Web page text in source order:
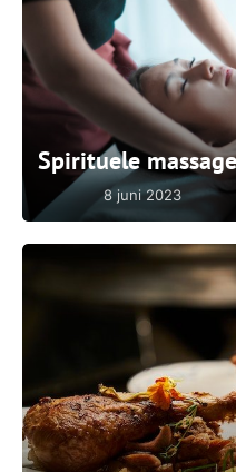
Spirituele
8 juni 2023